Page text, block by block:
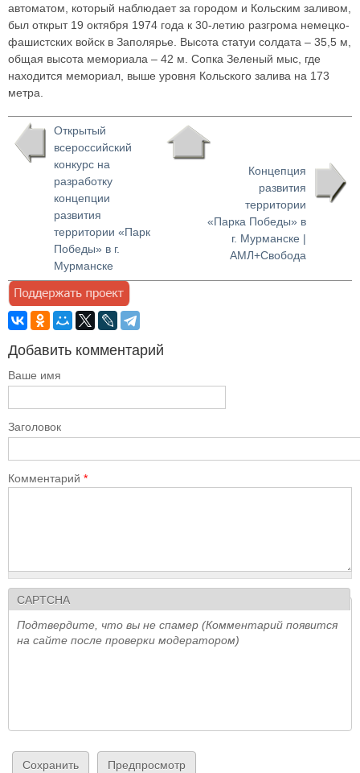
автоматом, который наблюдает за городом и Кольским заливом,
был открыт 19 октября 1974 года к 30-летию разгрома немецко-
фашистских войск в Заполярье. Высота статуи солдата – 35,5 м,
общая высота мемориала – 42 м. Сопка Зеленый мыс, где
находится мемориал, выше уровня Кольского залива на 173
метра.
Открытый
всероссийский
конкурс на
разработку
концепции
развития
территории «Парк
Победы» в г.
Мурманске
Концепция
развития
территории
«Парка Победы» в
г. Мурманске |
АМЛ+Свобода
Добавить комментарий
Ваше имя
Заголовок
Комментарий *
CAPTCHA
Подтвердите, что вы не спамер (Комментарий появится
на сайте после проверки модератором)